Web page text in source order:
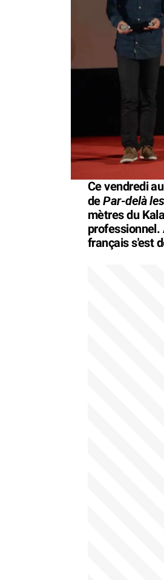
Ce vendredi
dePar-delà
mètres du
professionnel.
français s'est